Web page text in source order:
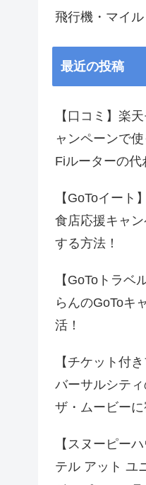
飛行機・マイル
最近の投稿
【口コミ】楽
ャンペーンで
Fiルーターの
【GoToイート
食店応援キャ
する方法！
【GoToトラベ
らんのGoToキ
活！
【チケット付
バーサルシテ
ザ・ムービーに
【スヌーピー
テル アット ユ